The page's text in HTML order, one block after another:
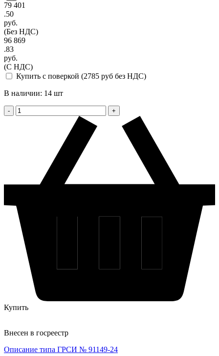
79 401
.50
руб.
(Без НДС)
96 869
.83
руб.
(С НДС)
Купить с поверкой (2785 руб без НДС)
В наличии: 14 шт
Купить
Внесен в госреестр
Описание типа ГРСИ № 91149-24